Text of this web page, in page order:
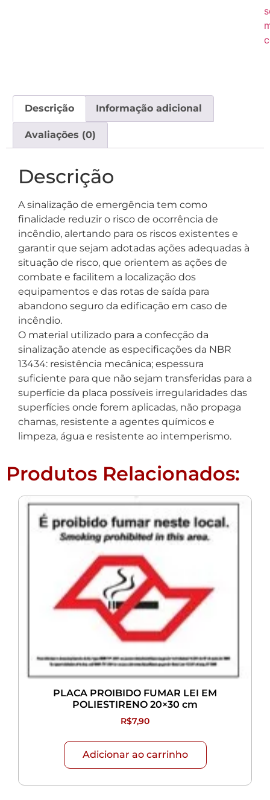
Descrição Informação adicional
Avaliações (0)
Descrição
A sinalização de emergência tem como
finalidade reduzir o risco de ocorrência de
incêndio, alertando para os riscos existentes e
garantir que sejam adotadas ações adequadas à
situação de risco, que orientem as ações de
combate e facilitem a localização dos
equipamentos e das rotas de saída para
abandono seguro da edificação em caso de
incêndio.
O material utilizado para a confecção da
sinalização atende as especificações da NBR
13434: resistência mecânica; espessura
suficiente para que não sejam transferidas para a
superfície da placa possíveis irregularidades das
superfícies onde forem aplicadas, não propaga
chamas, resistente a agentes químicos e
limpeza, água e resistente ao intemperismo.
Produtos Relacionados:
PLACA PROIBIDO FUMAR LEI EM
POLIESTIRENO 20×30 cm
R$7,90
Adicionar ao carrinho